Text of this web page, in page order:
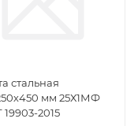
стальная
мм 25Х1МФ
19903-2015